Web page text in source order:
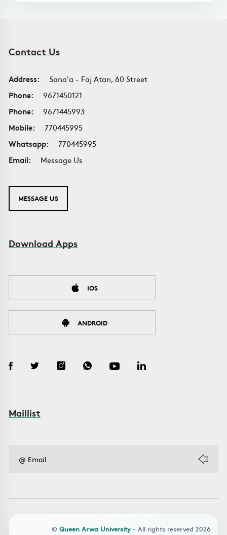
Contact Us
Address:
Sana'a - Faj Atan, 60 Street
Phone:
9671450121
Phone:
9671445993
Mobile:
770445995
Whatsapp:
770445995
Email:
Message Us
MESSAGE US
Download Apps
IOS
ANDROID
Maillist
© Queen Arwa University - All rights reserved 2026